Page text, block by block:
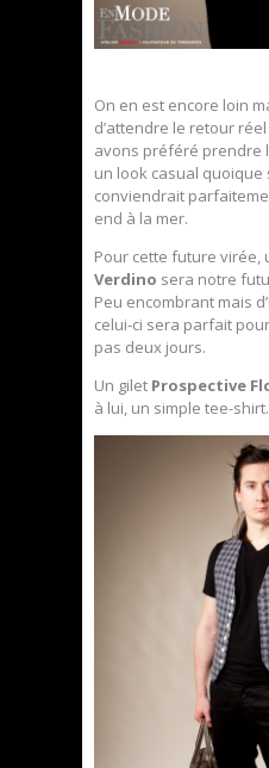
On en est encore loin
d’attendre le retour
avons préféré prendre
un look casual quoique
conviendrait
end à la mer.
Pour cette future virée,
Verdino sera notre
Peu encombrant mais
celui-ci sera parfait
pas deux jours.
Un gilet Prospective
à lui, un simple tee-shirt.